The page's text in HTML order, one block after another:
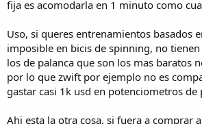
fija es acomodarla en 1 minuto como
Uso, si queres entrenamientos basados
imposible en bicis de spinning, no
los de palanca que son los mas baratos
por lo que zwift por ejemplo no es
gastar casi 1k usd en potenciometros de
Ahi esta la otra cosa, si fuera a comprar